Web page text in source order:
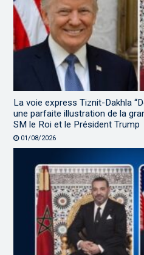
La voie express Tiznit-Dakhla
une parfaite illustration de la
SM le Roi et le Président Trump
01/08/2026